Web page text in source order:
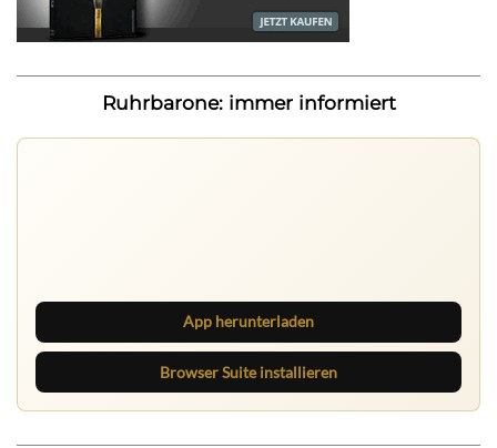
Ruhrbarone: immer informiert
App herunterladen
Browser Suite installieren